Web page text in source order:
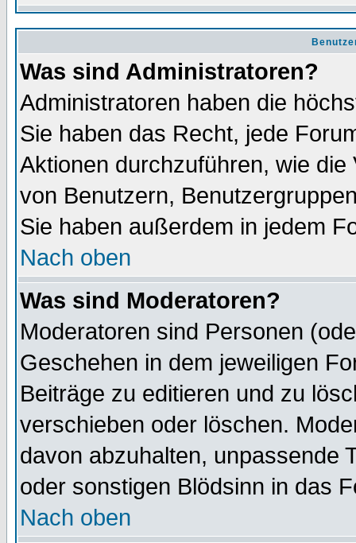
Was sind Administratoren?
Administratoren haben die
Sie haben das Recht, jede
Aktionen durchzuführen, wie
von Benutzern,
Sie haben außerdem in jedem
Nach oben
Was sind Moderatoren?
Moderatoren sind Personen
Geschehen in dem jeweiligen
Beiträge zu editieren und zu
verschieben oder löschen.
davon abzuhalten, unpassende
oder sonstigen Blödsinn in das
Nach oben